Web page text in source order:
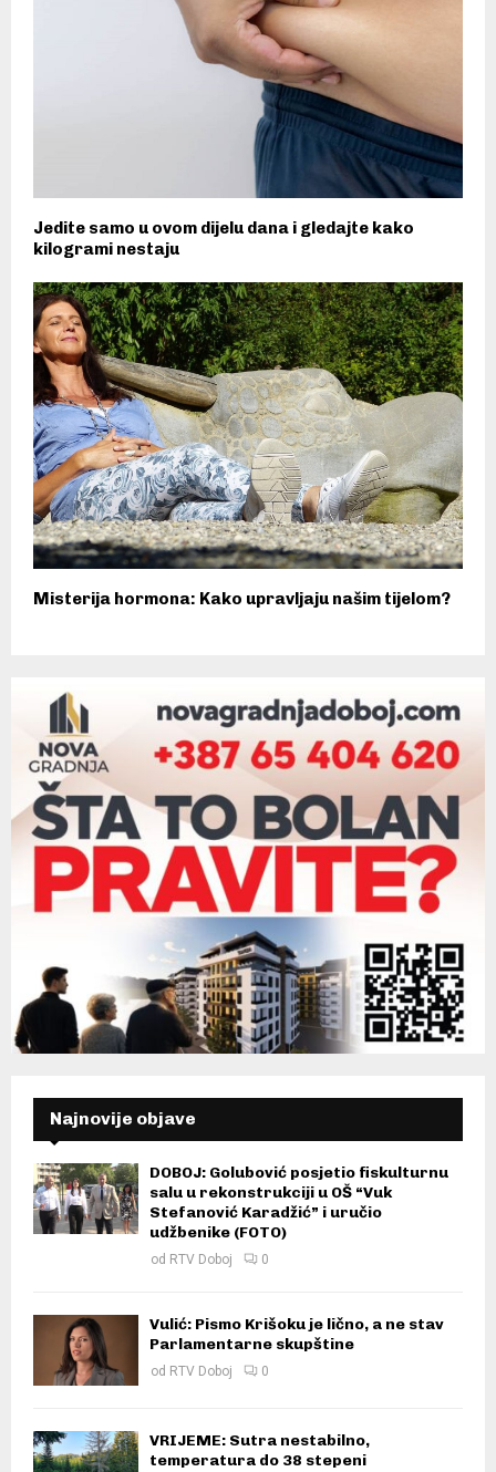
Jedite samo u ovom dijelu dana i gledajte kako
kilogrami nestaju
Misterija hormona: Kako upravljaju našim tijelom?
Najnovije objave
DOBOJ: Golubović posjetio fiskulturnu
salu u rekonstrukciji u OŠ “Vuk
Stefanović Karadžić” i uručio
udžbenike (FOTO)
od RTV Doboj 0
Vulić: Pismo Krišoku je lično, a ne stav
Parlamentarne skupštine
od RTV Doboj 0
VRIJEME: Sutra nestabilno,
temperatura do 38 stepeni